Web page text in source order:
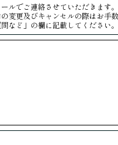
ルでご連絡させていただきます。
更及びキャンセルの際はお手
など」の欄に記載してください。